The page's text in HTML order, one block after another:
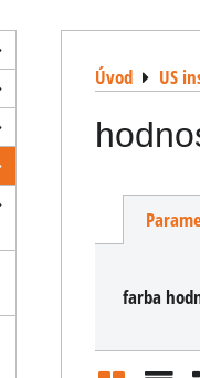
Úvod US
farba